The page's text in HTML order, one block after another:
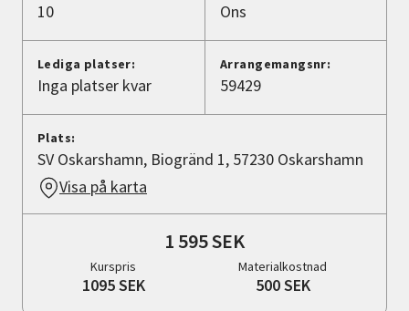
10 Ons
Lediga platser:
Inga platser kvar
Arrangemangsnr:
59429
Plats:
SV Oskarshamn, Biogränd 1, 57230 Oskarshamn
Visa på karta
1 595 SEK
Kurspris
1095 SEK
Materialkostnad
500 SEK